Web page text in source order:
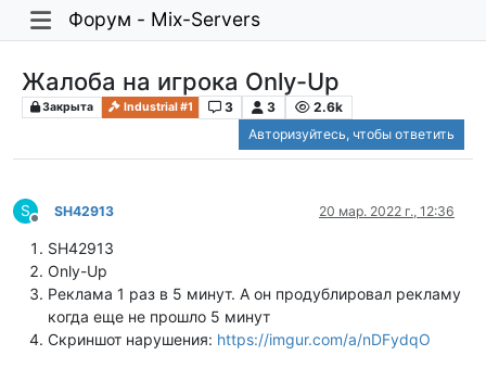
Форум - Mix-Servers
Жалоба на игрока Only-Up
Закрыта Industrial #1 3 3
2.6k
Авторизуйтесь, чтобы ответить
S
Не в сети
SH42913 20 мар. 2022 г., 12:36
SH42913
Only-Up
Реклама 1 раз в 5 минут. А он продублировал рекламу
когда еще не прошло 5 минут
Скриншот нарушения: https://imgur.com/a/nDFydqO